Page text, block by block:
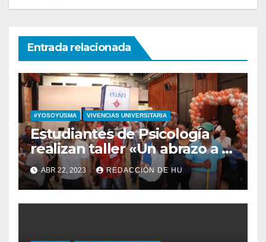
Entrada relacionada
#YOSOYUSMA VIVENCIAS UNIVERSITARIA
Estudiantes de Psicología
realizan taller «Un abrazo a la
comunidad»
ABR 22, 2023 REDACCIÓN DE HU